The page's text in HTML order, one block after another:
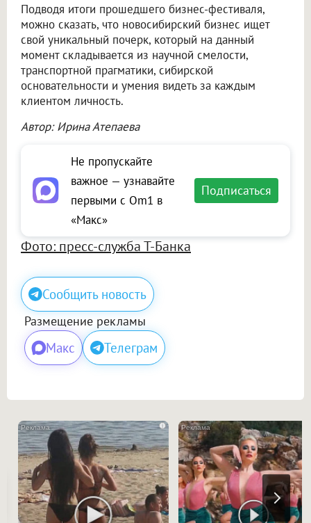
Подводя итоги прошедшего бизнес-фестиваля,
можно сказать, что новосибирский бизнес ищет
свой уникальный почерк, который на данный
момент складывается из научной смелости,
транспортной прагматики, сибирской
основательности и умения видеть за каждым
клиентом личность.
Автор: Ирина Атепаева
Не пропускайте
важное — узнавайте
первыми с Om1 в
«Макс»
Подписаться
Фото: пресс-служба Т-Банка
Сообщить новость
Размещение рекламы
Макс Телеграм
i